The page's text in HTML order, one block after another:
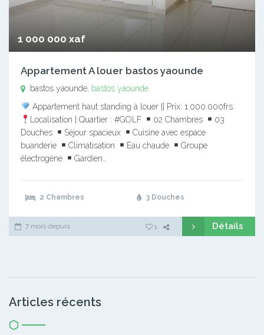
1 000 000 xaf
Appartement A louer bastos yaounde
bastos yaounde, bastos yaounde
Appartement haut standing à louer || Prix: 1.000.000frs
Localisation | Quartier : #GOLF
02 Chambres
03
Douches
Séjour spacieux
Cuisine avec espace
buanderie
Climatisation Eau chaude
Groupe
électrogène
Gardien…
2 Chambres 3 Douches
7 mois depuis 1 Détails
Articles récents